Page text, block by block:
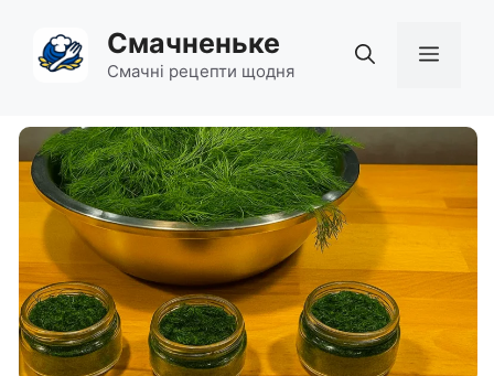
вмісту
Смачненьке
Смачні рецепти щодня